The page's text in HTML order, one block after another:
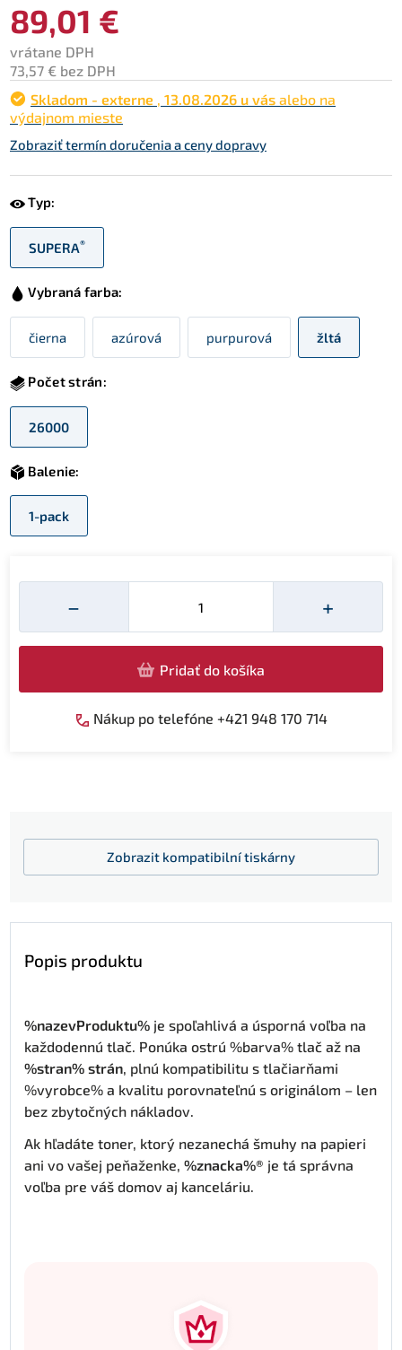
89,01 €
vrátane DPH
73,57 € bez DPH
Skladom - externe , 13.08.2026 u vás alebo na
výdajnom mieste
Zobraziť termín doručenia a ceny dopravy
Typ:
SUPERA®
Vybraná farba:
čierna azúrová purpurová žltá
Počet strán:
26000
Balenie:
1-pack
−
Množství
+
Pridať do košíka
Nákup po telefóne +421 948 170 714
Zobrazit kompatibilní tiskárny
Popis produktu
%nazevProduktu% je spoľahlivá a úsporná voľba na
každodennú tlač. Ponúka ostrú %barva% tlač až na
%stran% strán, plnú kompatibilitu s tlačiarňami
%vyrobce% a kvalitu porovnateľnú s originálom – len
bez zbytočných nákladov.
Ak hľadáte toner, ktorý nezanechá šmuhy na papieri
ani vo vašej peňaženke, %znacka%® je tá správna
voľba pre váš domov aj kanceláriu.